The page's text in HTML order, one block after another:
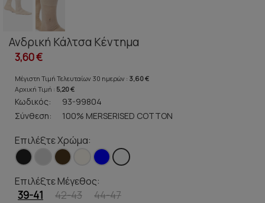
Ανδρική Κάλτσα Κέντημα
3,60 €
Μέγιστη Τιμή Τελευταίων 30 ημερών : 3,60 €
Αρχική Τιμή : 5,20 €
Κωδικός:
93-99804
Σύνθεση:
100% MERSERISED COTTON
Επιλέξτε Χρώμα:
Επιλέξτε Μέγεθος:
39-41 42-43 44-47